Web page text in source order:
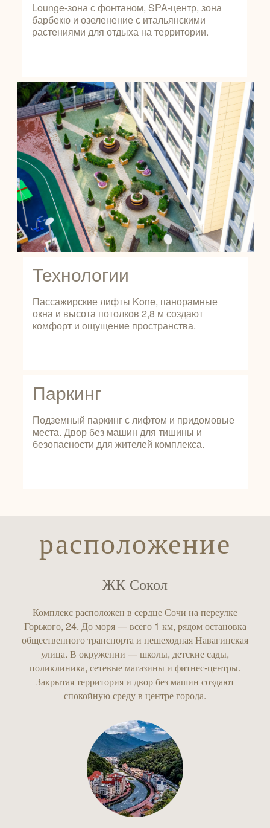
Паркинг
Подземный паркинг с лифтом и придомовые
места. Двор без машин для тишины и
безопасности для жителей комплекса.
Технологии
Пассажирские лифты Kone, панорамные
окна и высота потолков 2,8 м создают
комфорт и ощущение пространства.
Lounge-зона с фонтаном, SPA-центр, зона
барбекю и озеленение с итальянскими
растениями для отдыха на территории.
расположение
ЖК Сокол
Комплекс расположен в сердце Сочи на переулке
Горького, 24. До моря — всего 1 км, рядом остановка
общественного транспорта и пешеходная Навагинская
улица. В окружении — школы, детские сады,
поликлиника, сетевые магазины и фитнес‑центры.
Закрытая территория и двор без машин создают
спокойную среду в центре города.